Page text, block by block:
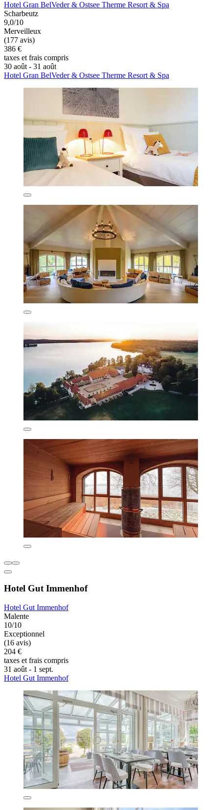
Hotel Gran BelVeder & Ostsee Therme Resort & Spa
Scharbeutz
9,0/10
Merveilleux
(177 avis)
386 €
taxes et frais compris
30 août - 31 août
Hotel Gran BelVeder & Ostsee Therme Resort & Spa
Hotel Gut Immenhof
Hotel Gut Immenhof
Malente
10/10
Exceptionnel
(16 avis)
204 €
taxes et frais compris
31 août - 1 sept.
Hotel Gut Immenhof